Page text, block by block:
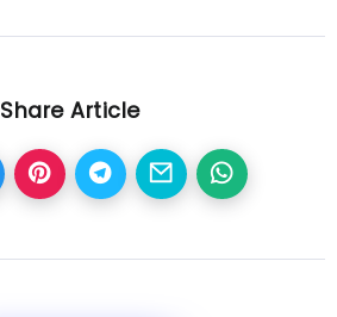
Share Article